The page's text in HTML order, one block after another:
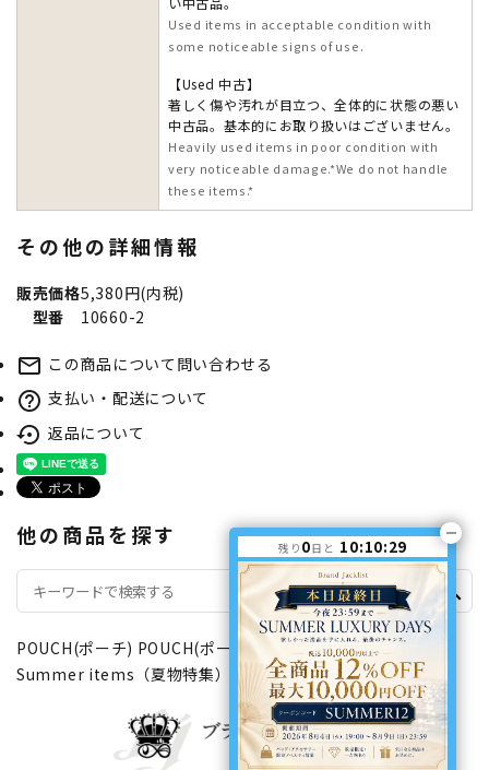
Used items in acceptable condition with
some noticeable signs of use.
【Used 中古】
著しく傷や汚れが目立つ、全体的に状態の悪い
中古品。基本的にお取り扱いはございません。
Heavily used items in poor condition with
very noticeable damage.*We do not handle
these items.*
その他の詳細情報
販売価格5,380円(内税)
型番
10660-2
mail_outline この商品について問い合わせる
help_outline 支払い・配送について
settings_backup_restore 返品について
他の商品を探す
search
POUCH(ポーチ) POUCH(ポーチ) ファスナータイプ
Summer items（夏物特集）
残り 0日と 10:10:29